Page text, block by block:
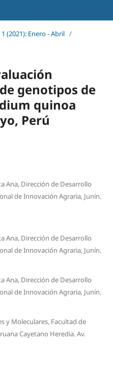
(2021): Enero - Abril /
genotipos de
quinoa
Perú
Ana, Dirección de Desarrollo
de Innovación Agraria, Junín.
Ana, Dirección de Desarrollo
de Innovación Agraria, Junín.
Ana, Dirección de Desarrollo
de Innovación Agraria, Junín.
y Moleculares, Facultad de
Cayetano Heredia. Av.